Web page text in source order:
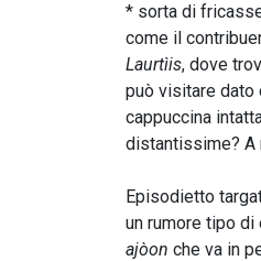
* sorta di
come il
Laurtìis, dove
può visitare dato
cappuccina
distantissime?
Episodietto
un rumore tipo
ajòon che va in